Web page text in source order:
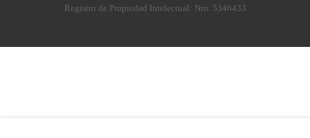
Registro de Propiedad Intelectual: Nro. 5346433